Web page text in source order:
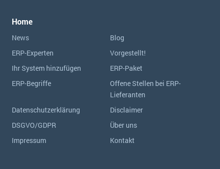
Home
News
Blog
ERP-Experten
Vorgestellt!
Ihr System hinzufügen
ERP-Paket
ERP-Begriffe
Offene Stellen bei ERP-
Lieferanten
Datenschutzerklärung
Disclaimer
DSGVO/GDPR
Über uns
Impressum
Kontakt